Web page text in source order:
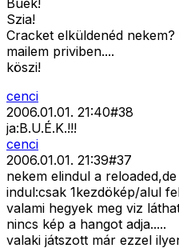
Buék!
Szia!
Cracket elküldenéd
mailem priviben....
köszi!
cenci
2006.01.01. 21:40#38
ja:B.U.É.K.!!!
cenci
2006.01.01. 21:39#37
nekem elindul a
indul:csak 1kezdökép/alul
valami hegyek meg viz
nincs kép a hangot adja.....
valaki játszott már ezzel